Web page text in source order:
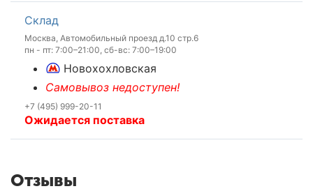
Склад
Москва, Автомобильный проезд д.10 стр.6
пн - пт: 7:00–21:00, сб-вс: 7:00–19:00
Новохохловская
Самовывоз недоступен!
+7 (495) 999-20-11
Ожидается поставка
Отзывы